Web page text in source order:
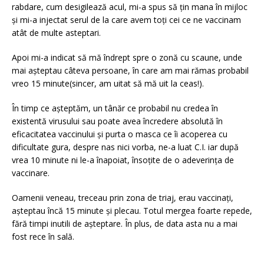
rabdare, cum desigilează acul, mi-a spus să țin mana în mijloc
și mi-a injectat serul de la care avem toți cei ce ne vaccinam
atât de multe asteptari.
Apoi mi-a indicat să mă îndrept spre o zonă cu scaune, unde
mai așteptau câteva persoane, în care am mai rămas probabil
vreo 15 minute(sincer, am uitat să mă uit la ceas!).
În timp ce așteptăm, un tânăr ce probabil nu credea în
existentă virusului sau poate avea încredere absolută în
eficacitatea vaccinului și purta o masca ce îi acoperea cu
dificultate gura, despre nas nici vorba, ne-a luat C.I. iar după
vrea 10 minute ni le-a înapoiat, însoțite de o adeverința de
vaccinare.
Oamenii veneau, treceau prin zona de triaj, erau vaccinați,
așteptau încă 15 minute și plecau. Totul mergea foarte repede,
fără timpi inutili de așteptare. În plus, de data asta nu a mai
fost rece în sală.